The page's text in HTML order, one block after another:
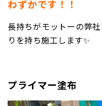
わずかです！！
長持ちがモットーの弊
りを持ち施工します✨
プライマー塗布